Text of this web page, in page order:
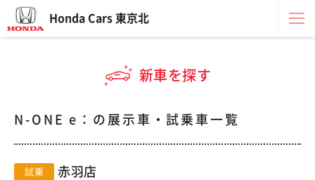
Honda Cars 東京北
新車を探す
N-ONE e：の展示車・試乗車一覧
試乗 赤羽店